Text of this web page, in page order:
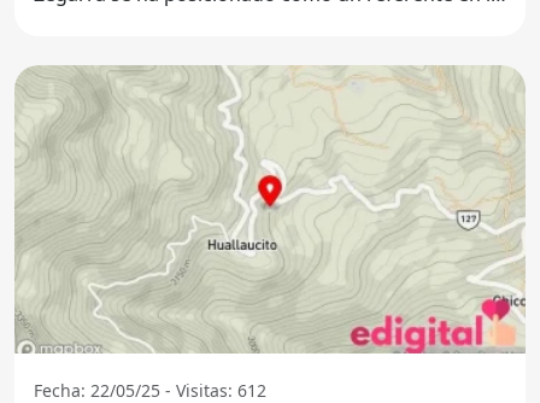
Fecha: 22/05/25 - Visitas: 612